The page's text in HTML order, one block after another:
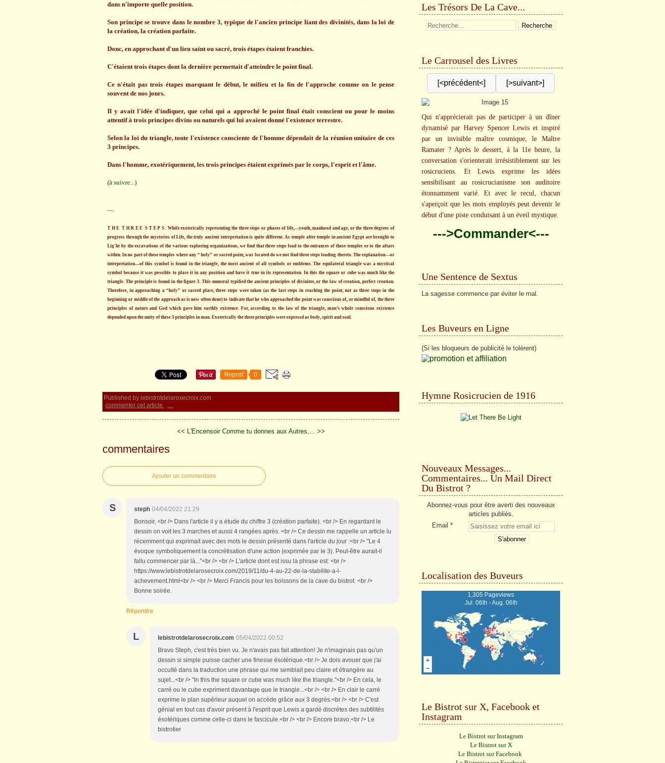
dans n'importe quelle position.
Son principe se trouve dans le nombre 3, typique de l'ancien principe liant des divinités, dans la loi de
la création, la création parfaite.
Donc, en approchant d'un lieu saint ou sacré, trois étapes étaient franchies.
C'étaient trois étapes dont la dernière permettait d'atteindre le point final.
Ce n'était pas trois étapes marquant le début, le milieu et la fin de l'approche comme on le pense
souvent de nos jours.
Il y avait l'idée d'indiquer, que celui qui a approché le point final était conscient ou pour le moins
attentif à trois principes divins ou naturels qui lui avaient donné l'existence terrestre.
Selon la loi du triangle, toute l'existence consciente de l'homme dépendait de la réunion unitaire de ces
3 principes.
Dans l'homme, exotériquement, les trois principes étaient exprimés par le corps, l'esprit et l'âme.
(à suivre...)
----.
T H E T H R E E S T E P S . While exoterically representing the three steps or phases of life,—youth, manhood and age, or the three degrees of
progress through the mysteries of Life, the truly ancient interpretation is quite different. As temple after temple in ancient Egypt are brought to
Lig'ht by the excavations of the various exploring organizations, we find that three steps lead to the entrances of these temples or to the altars
within. In no part of these temples where any “ holy” or sacred point, was located do we not find three steps leading thereto. The explanation—or
interpretation—of this symbol is found in the triangle, the most ancient of all symbols or emblems. The equilateral triangle was a mystical
symbol because it was possible to place it in any position and have it true in its representation. In this the square or cube was much like the
triangle. The principle is found in the figure 3. This numeral typified the ancient principles of divinites, or the law of creation, perfect creation.
Therefore, in approaching a “holy” or sacred place, three steps were taken (as the last steps in reaching the point, not as three steps in the
beginning or middle of the approach as is now often done) to indicate that he who approached the point was conscious of, or mindful of, the three
principles of nature and God which gave him earthly existence. For, according to the law of the triangle, man’s whole conscious existence
depended upon the unity of these 3 principles in man. Exoterically the three principles were expressd as body, spirit and soul.
Repost 0
Published by lebistrotdelarosecroix.com
commenter cet article
<< L'Encensoir Comme tu donnes aux Autres,... >>
commentaires
Ajouter un commentaire
S steph 04/04/2022 21:29
Bonsoir, <br /> Dans l'article il y a étude du chiffre 3 (création parfaite). <br /> En regardant le
dessin on voit les 3 marches et aussi 4 rangées après. <br /> Ce dessin me rappelle un article lu
récemment qui exprimait avec des mots le dessin présenté dans l'article du jour :<br /> "Le 4
évoque symboliquement la concrétisation d'une action (exprimée par le 3). Peut-être aurait-il
fallu commencer par là..."<br /> <br /> L'article dont est issu la phrase est: <br />
https://www.lebistrotdelarosecroix.com/2019/11/du-4-au-22-de-la-stabilite-a-l-
achevement.html<br /> <br /> Merci Francis pour les boissons de la cave du bistrot. <br />
Bonne soirée.
Répondre
L lebistrotdelarosecroix.com 05/04/2022 00:52
Bravo Steph, c'est très bien vu. Je n'avais pas fait attention! Je n'imaginais pas qu'un
dessin si simple puisse cacher une finesse ésotérique.<br /> Je dois avouer que j'ai
occulté dans la traduction une phrase qui me semblait peu claire et étrangère au
sujet...<br /> "In this the square or cube was much like the triangle."<br /> En cela, le
carré ou le cube expriment davantage que le triangle...<br /> <br /> En clair le carré
exprime le plan supérieur auquel on accède grâce aux 3 degrés.<br /> <br /> C'est
génial en tout cas d'avoir présent à l'esprit que Lewis a gardé discrètes des subtilités
ésotériques comme celle-ci dans le fascicule.<br /> <br /> Encore bravo.<br /> Le
bistrotier
Les Trésors De La Cave...
Le Carrousel des Livres
[<précédent<] [>suivant>]
Qui n'apprécierait pas de participer à un dîner
dynamisé par Harvey Spencer Lewis et inspiré
par un invisible maître cosmique, le Maître
Ramater ? Après le dessert, à la 11e heure, la
conversation s'orienterait irrésistiblement sur les
rosicruciens. Et Lewis exprime les idées
sensibilisant au rosicrucianisme son auditoire
étonnamment varié. Et avec le recul, chacun
s'aperçoit que les mots employés peut devenir le
début d'une piste conduisant à un éveil mystique.
--->Commander<---
Une Sentence de Sextus
La sagesse commence par éviter le mal.
Les Buveurs en Ligne
(Si les bloqueurs de publicité le tolèrent)
Hymne Rosicrucien de 1916
Nouveaux Messages...
Commentaires... Un Mail Direct
Du Bistrot ?
Abonnez-vous pour être averti des nouveaux
articles publiés.
Email
Localisation des Buveurs
1,305 Pageviews
Jul. 06th - Aug. 06th
Le Bistrot sur X, Facebook et
Instagram
Le Bistrot sur Instagram
Le Bistrot sur X
Le Bistrot sur Facebook